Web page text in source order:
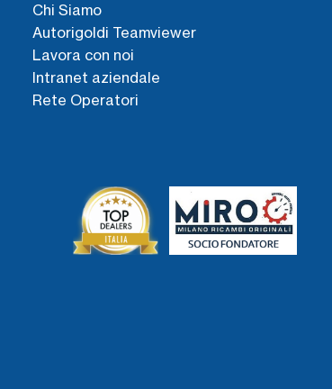
Chi Siamo
Autorigoldi Teamviewer
Lavora con noi
Intranet aziendale
Rete Operatori